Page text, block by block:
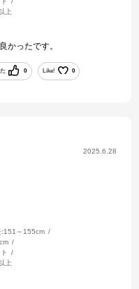
上
かったです。
0 Like! 0
2025.6.28
:151～155cm
上